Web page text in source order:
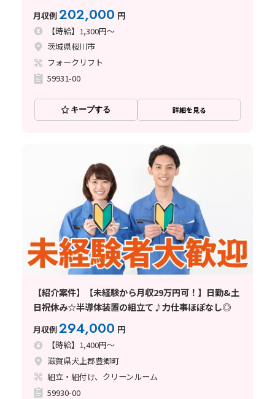
月収例202,000 円
【時給】1,300円～
茨城県桜川市
フォークリフト
59931-00
キープする 詳細を見る
【紹介案件】【未経験から月収29万円可！】日勤&土
日祝休み☆半導体装置の組立て♪力仕事ほぼなし◎
月収例294,000 円
【時給】1,400円～
滋賀県犬上郡豊郷町
組立・組付け、クリーンルーム
59930-00